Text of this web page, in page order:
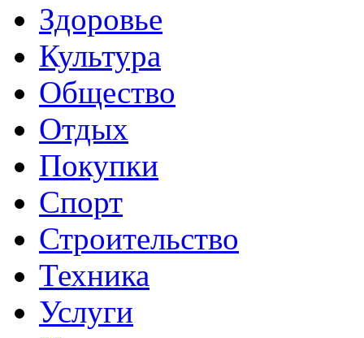
Здоровье
Культура
Общество
Отдых
Покупки
Спорт
Строительство
Техника
Услуги